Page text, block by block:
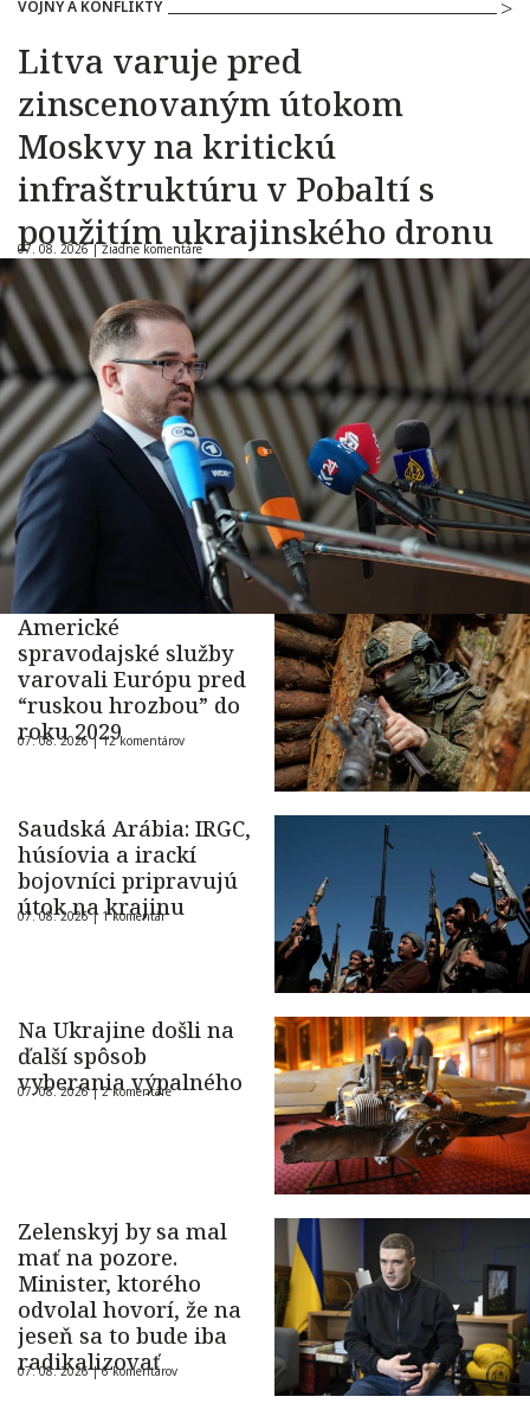
VOJNY A KONFLIKTY
Litva varuje pred
zinscenovaným útokom
Moskvy na kritickú
infraštruktúru v Pobaltí s
použitím ukrajinského dronu
07. 08. 2026 |Žiadne komentáre
Americké
spravodajské služby
varovali Európu pred
“ruskou hrozbou” do
roku 2029
07. 08. 2026 |12 komentárov
Saudská Arábia: IRGC,
húsíovia a irackí
bojovníci pripravujú
útok na krajinu
07. 08. 2026 | 1 komentár
Na Ukrajine došli na
ďalší spôsob
vyberania výpalného
07. 08. 2026 |2 komentáre
Zelenskyj by sa mal
mať na pozore.
Minister, ktorého
odvolal hovorí, že na
jeseň sa to bude iba
radikalizovať
07. 08. 2026 |6 komentárov